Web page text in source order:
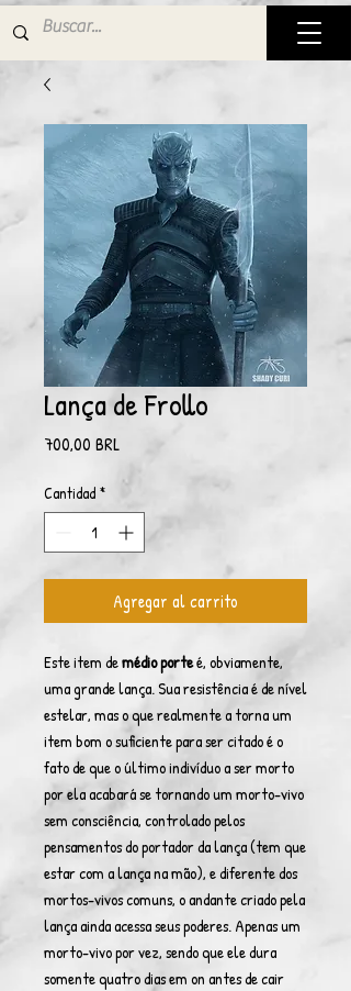
Lança de Frollo
700,00 BRLPrecio
Cantidad *
Agregar al carrito
Este item demédio porteé, obviamente,
uma grande lança. Sua resistência é de nível
estelar, mas o que realmente a torna um
item bom o suficiente para ser citado é o
fato de que o último indivíduo a ser morto
por ela acabará se tornando um morto-vivo
sem consciência, controlado pelos
pensamentos do portador da lança (tem que
estar com a lança na mão), e diferente dos
mortos-vivos comuns, o andante criado pela
lança ainda acessa seus poderes. Apenas um
morto-vivo por vez, sendo que ele dura
somente quatro dias em on antes de cair